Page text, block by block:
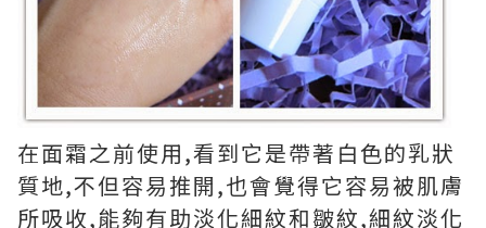
在面霜之前使用,看到它是帶著白色的乳狀
質地,不但容易推開,也會覺得它容易被肌膚
所吸收,能夠有助淡化細紋和皺紋,細紋淡化